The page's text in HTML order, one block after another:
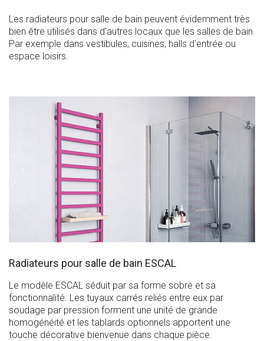
Les radiateurs pour salle de bain peuvent évidemment très
bien être utilisés dans d'autres locaux que les salles de bain.
Par exemple dans vestibules, cuisines, halls d'entrée ou
espace loisirs.
Radiateurs pour salle de bain ESCAL
Le modèle ESCAL séduit par sa forme sobre et sa
fonctionnalité. Les tuyaux carrés reliés entre eux par
soudage par pression forment une unité de grande
homogénéité et les tablards optionnels apportent une
touche décorative bienvenue dans chaque pièce.